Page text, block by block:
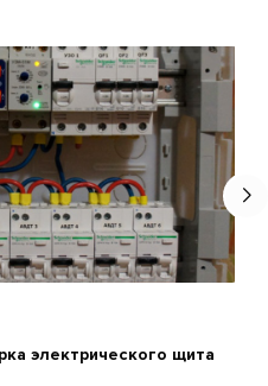
электрического щита